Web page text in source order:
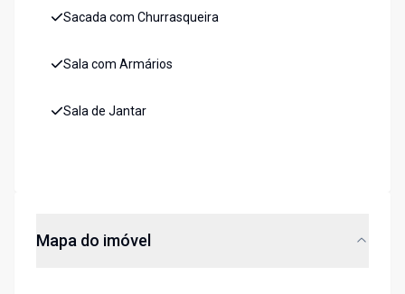
Sacada com Churrasqueira
Sala com Armários
Sala de Jantar
Mapa do imóvel